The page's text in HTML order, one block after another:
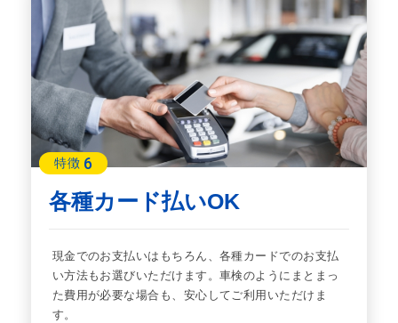
特徴 6
各種カード払いOK
現金でのお支払いはもちろん、各種カードでのお支払
い方法もお選びいただけます。車検のようにまとまっ
た費用が必要な場合も、安心してご利用いただけま
す。